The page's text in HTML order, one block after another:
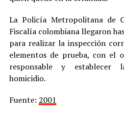
La Policía Metropolitana de
Fiscalía colombiana llegaron
para realizar la inspección
elementos de prueba, con el
responsable y establecer
homicidio.
Fuente: 2001